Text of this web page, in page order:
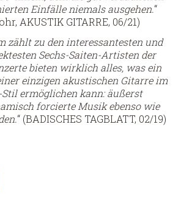
Einfälle niemals ausgehen.“
AKUSTIK GITARRE, 06/21)
zählt zu den interessantesten und
Sechs-Saiten-Artisten der
bieten wirklich alles, was ein
einzigen akustischen Gitarre im
ermöglichen kann: äußerst
forcierte Musik ebenso wie
“ (BADISCHES TAGBLATT, 02/19)